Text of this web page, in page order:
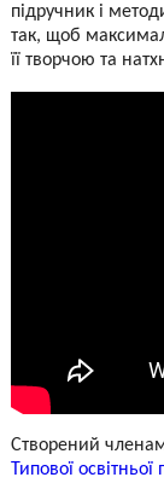
підручник і
так, щоб
її творчою та
Створений
Типової